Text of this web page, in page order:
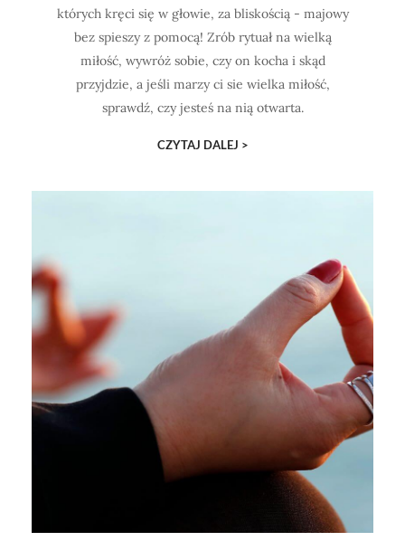
których kręci się w głowie, za bliskością - majowy
bez spieszy z pomocą! Zrób rytuał na wielką
miłość, wywróż sobie, czy on kocha i skąd
przyjdzie, a jeśli marzy ci sie wielka miłość,
sprawdź, czy jesteś na nią otwarta.
CZYTAJ DALEJ >